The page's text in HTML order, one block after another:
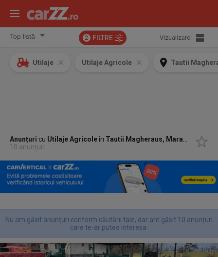
2 FILTRE Vizualizare:
Utilaje Utilaje Agricole Tautii
Anunțuri cu Utilaje Agricoleîn Tautii Magheraus, Maramures
10 anunțuri
Nu am găsit anunțuri conform căutării tale, dar am găsit 10 anunțuri
care te-ar putea interesa.